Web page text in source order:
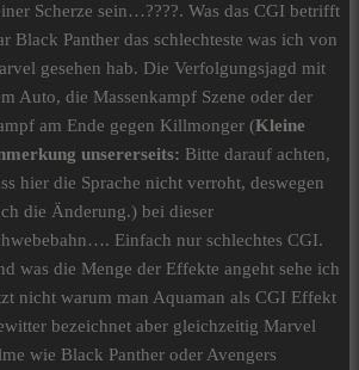
Scherze sein…????. Was das CGI betrifft
Black Panther das schlechteste was ich von
gesehen hab. Die Verfolgungsjagd mit
Auto, die Massenkampf Szene oder der
am Ende gegen Killmonger (Kleine
unsererseits: Bitte darauf achten,
hier die Sprache nicht verroht, deswegen
die Änderung.) bei dieser
Einfach nur schlechtes CGI.
was die Menge der Effekte angeht sehe ich
nicht warum man Aquaman als CGI Effekt
bezeichnet aber gleichzeitig Marvel
wie Black Panther oder Avengers